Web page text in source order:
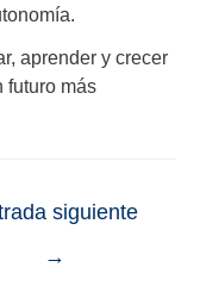
aprender y crecer
futuro más
siguiente
→